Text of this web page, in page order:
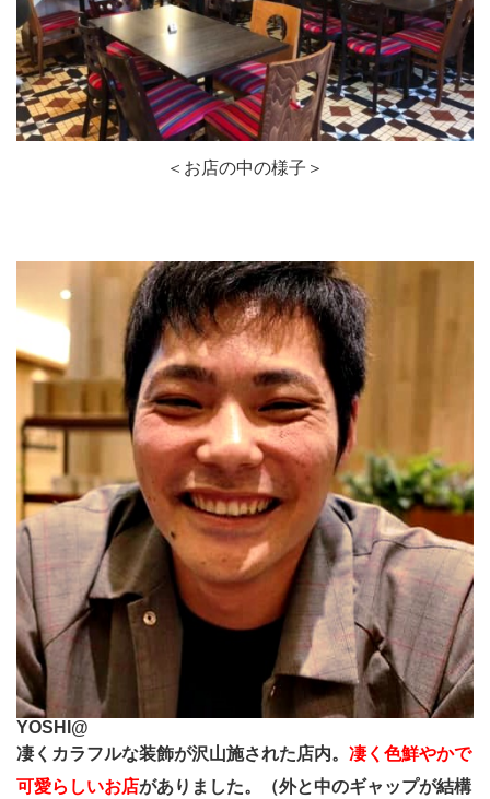
＜お店の中の様子＞
YOSHI@
凄くカラフルな装飾が沢山施された店内。 凄く色鮮やかで
可愛らしいお店がありました。（外と中のギャップが結構